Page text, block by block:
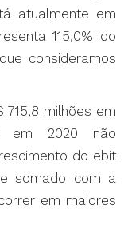
atualmente em
115,0% do
consideramos
715,8 milhões em
em 2020 não
do ebit
somado com a
em maiores